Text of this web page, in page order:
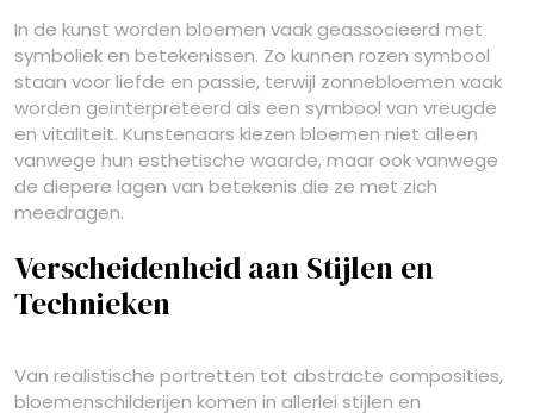
In de kunst worden bloemen vaak geassocieerd met
symboliek en betekenissen. Zo kunnen rozen symbool
staan voor liefde en passie, terwijl zonnebloemen vaak
worden geïnterpreteerd als een symbool van vreugde
en vitaliteit. Kunstenaars kiezen bloemen niet alleen
vanwege hun esthetische waarde, maar ook vanwege
de diepere lagen van betekenis die ze met zich
meedragen.
Verscheidenheid aan Stijlen en
Technieken
Van realistische portretten tot abstracte composities,
bloemenschilderijen komen in allerlei stijlen en